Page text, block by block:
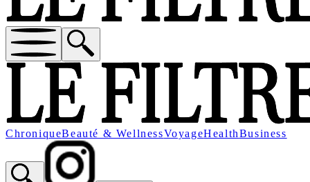
ChroniqueBeauté & WellnessVoyageHealthBusiness